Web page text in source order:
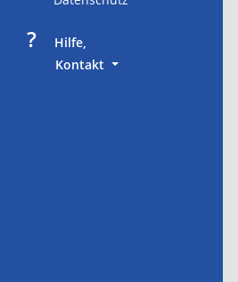
?
     Hilfe,
Kontakt